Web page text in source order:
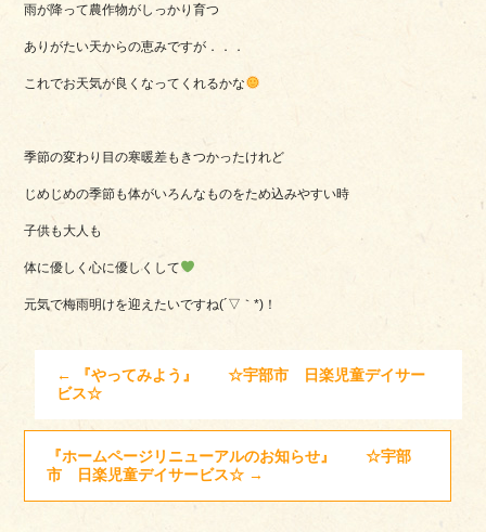
雨が降って農作物がしっかり育つ
ありがたい天からの恵みですが．．．
これでお天気が良くなってくれるかな
季節の変わり目の寒暖差もきつかったけれど
じめじめの季節も体がいろんなものをため込みやすい時
子供も大人も
体に優しく心に優しくして
元気で梅雨明けを迎えたいですね(´▽｀*)！
←
『やってみよう』 ☆宇部市 日楽児童デイサー
ビス☆
『ホームページリニューアルのお知らせ』 ☆宇部
市 日楽児童デイサービス☆ →